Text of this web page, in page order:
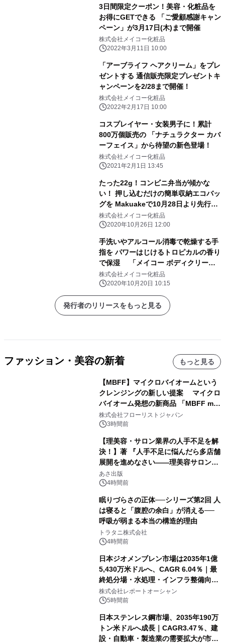
3日間限定クーポン！美容・化粧品を
お得にGETできる 「ご愛顧感謝キャン
ペーン」が3月17日(木)まで開催
株式会社メイコー化粧品
2022年3月11日 10:00
「アーブライフ ヘアクリーム」をプレ
ゼントする 通信販売限定プレゼントキ
ャンペーンを2/28まで開催！
株式会社メイコー化粧品
2022年2月17日 10:00
コスプレイヤー・女装男子に！累計
800万個販売の 「ナチュラクター カバ
ーフェイス」から待望の新色登場！
株式会社メイコー化粧品
2021年2月1日 13:45
たった22g！コンビニ弁当が傾かな
い！ 押し込むだけの簡単収納エコバッ
グを Makuakeで10月28日より先行販
売開始
株式会社メイコー化粧品
2020年10月26日 12:00
手洗いやアルコール消毒で乾燥する手
指を パワーはじけるトロピカルの香り
で保湿 「メイコー ボディクリーム
トロピカルの香り」11月1日(日)新発
売
株式会社メイコー化粧品
2020年10月20日 10:15
発行者のリリースをもっと見る
ファッション・美容の新着 もっと見る
【MBFF】マイクロバイオームという
クレンジングの新しい提案 マイクロ
バイオーム発想の新商品 「MBFF mb
クレンジングPRO」を2026年8月6日
発売
株式会社フローリストジャパン
3時間前
【理美容・サロン業界の人手不足を解
決！】著 『人手不足に悩んだら多店舗
展開を進めなさい――理美容サロン
「多店舗展開」の教科書』2026年8月
24日（月）発売
あさ出版
4時間前
眠りづらさの正体──シリーズ第2回 人
は寝ると「腹腔の余白」が消える──
呼吸が弱まる本当の構造的理由
トラタニ株式会社
4時間前
日本ジオメンブレン市場は2035年1億
5,430万米ドルへ、CAGR 6.04％｜最
終処分場・水処理・インフラ整備向け
需要拡大
株式会社レポートオーシャン
5時間前
日本ステンレス鋼市場、2035年190万
トン米ドルへ成長｜CAGR3.47％、建
設・自動車・製造業の需要拡大が市場